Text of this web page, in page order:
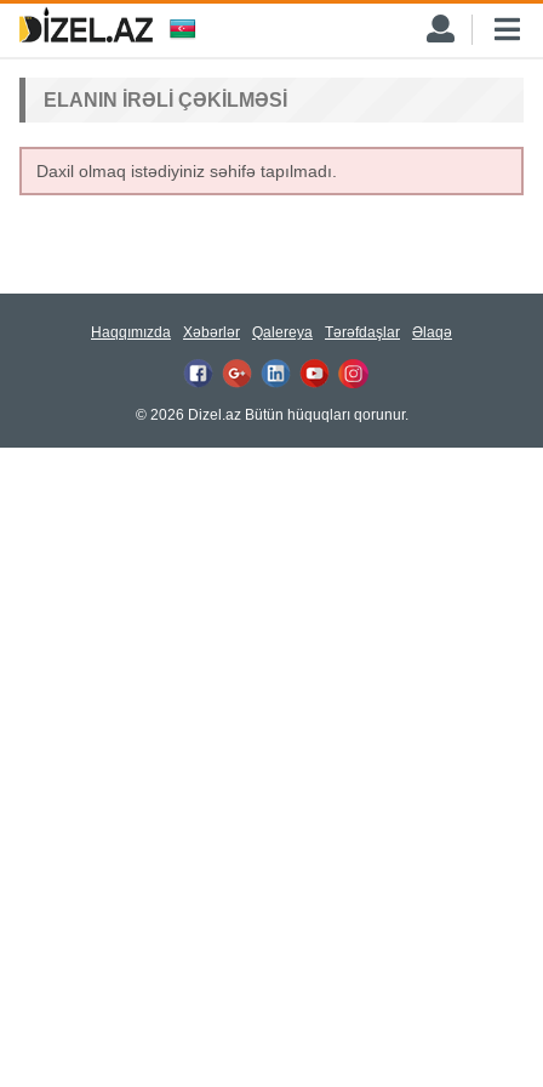
ELANIN IRƏLI ÇƏKILMƏSI
Daxil olmaq istədiyiniz səhifə tapılmadı.
Haqqımızda Xəbərlər Qalereya Tərəfdaşlar Əlaqə
© 2026 Dizel.az Bütün hüquqları qorunur.